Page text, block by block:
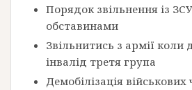
Порядок звільнення із
обставинами
Звільнитись з армії коли
інвалід третя група
Демобілізація військових